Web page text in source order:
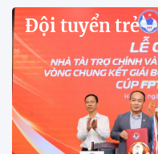
Xã Hùng Châu tưng
truyền thống lần
Giải bóng đá truyền
chính thức khởi tranh
bóng, hứa hẹn mang
HLV Kim Sang Sik: